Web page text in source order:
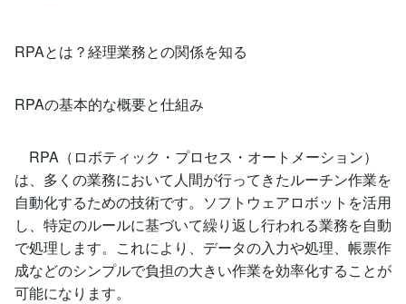
RPAとは？経理業務との関係を知る
RPAの基本的な概要と仕組み
RPA（ロボティック・プロセス・オートメーション）
は、多くの業務において人間が行ってきたルーチン作業を
自動化するための技術です。ソフトウェアロボットを活用
し、特定のルールに基づいて繰り返し行われる業務を自動
で処理します。これにより、データの入力や処理、帳票作
成などのシンプルで負担の大きい作業を効率化することが
可能になります。